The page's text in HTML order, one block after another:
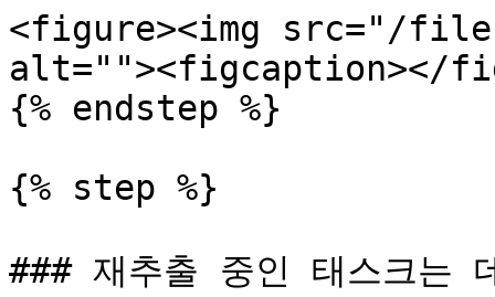
<figure><img src="/
alt=""><figcaption></
{% endstep %}
{% step %}
### 재추출 중인 태스크는